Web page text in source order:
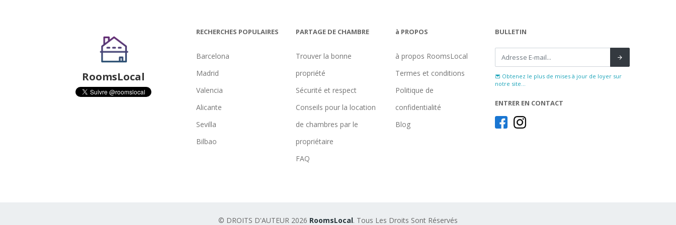
RoomsLocal
RECHERCHES POPULAIRES
Barcelona
Madrid
Valencia
Alicante
Sevilla
Bilbao
PARTAGE DE CHAMBRE
Trouver la bonne
propriété
Sécurité et respect
Conseils pour la location
de chambres par le
propriétaire
FAQ
à PROPOS
à propos RoomsLocal
Termes et conditions
Politique de
confidentialité
Blog
BULLETIN
Obtenez le plus de mises à jour de loyer sur
notre site...
ENTRER EN CONTACT
© DROITS D'AUTEUR 2026 RoomsLocal. Tous Les Droits Sont Réservés